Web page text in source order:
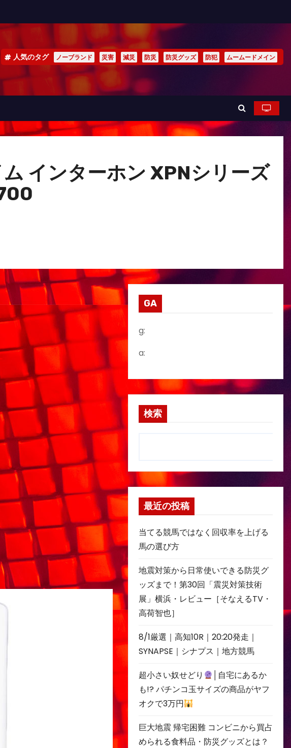
人気のタグ ノーブランド 災害 減災 防災 防災グッズ 防犯 ムームードメイン
インターホン XPNシリーズ
GA
g:
a:
検索
最近の投稿
当てる競馬ではなく回収率を上げる
馬の選び方
地震対策から日常使いできる防災グ
ッズまで！第30回「震災対策技術
展」横浜・レビュー［そなえるTV・
高荷智也］
8/1厳選｜高知10R｜20:20発走｜
SYNAPSE｜シナプス｜地方競馬
超小さい奴せどり
│自宅にあるか
も!? パチンコ玉サイズの商品がヤフ
オクで3万円
巨大地震 帰宅困難 コンビニから買占
められる食料品・防災グッズとは？